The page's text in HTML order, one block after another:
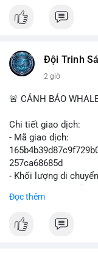
Đội Trinh
2 giờ
🚨 CẢNH BÁO
Chi tiết giao dịch:
- Mã giao dịch:
257ca68685d
- Khối lượng di
USD)
Đọc thêm